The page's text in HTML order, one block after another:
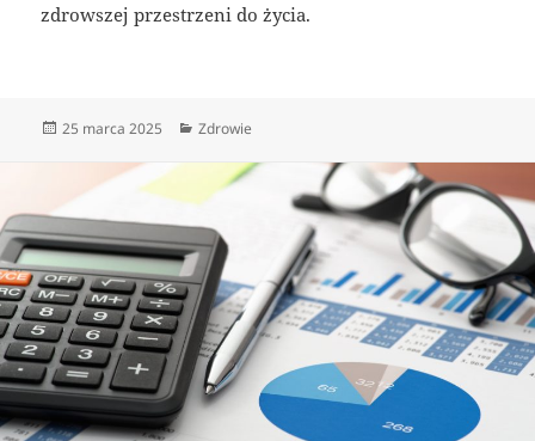
zdrowszej przestrzeni do życia.
Data
25 marca 2025 Kategorie
Zdrowie